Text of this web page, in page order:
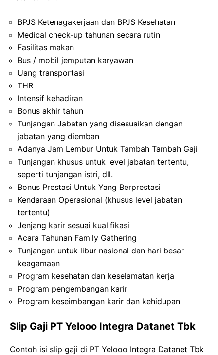
BPJS Ketenagakerjaan dan BPJS Kesehatan
Medical check-up tahunan secara rutin
Fasilitas makan
Bus / mobil jemputan karyawan
Uang transportasi
THR
Intensif kehadiran
Bonus akhir tahun
Tunjangan Jabatan yang disesuaikan dengan
jabatan yang diemban
Adanya Jam Lembur Untuk Tambah Tambah Gaji
Tunjangan khusus untuk level jabatan tertentu,
seperti tunjangan istri, dll.
Bonus Prestasi Untuk Yang Berprestasi
Kendaraan Operasional (khusus level jabatan
tertentu)
Jenjang karir sesuai kualifikasi
Acara Tahunan Family Gathering
Tunjangan untuk libur nasional dan hari besar
keagamaan
Program kesehatan dan keselamatan kerja
Program pengembangan karir
Program keseimbangan karir dan kehidupan
Slip Gaji PT Yelooo Integra Datanet Tbk
Contoh isi slip gaji di PT Yelooo Integra Datanet Tbk